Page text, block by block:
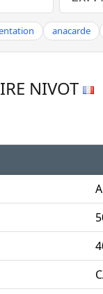
anacarde
NIVOT